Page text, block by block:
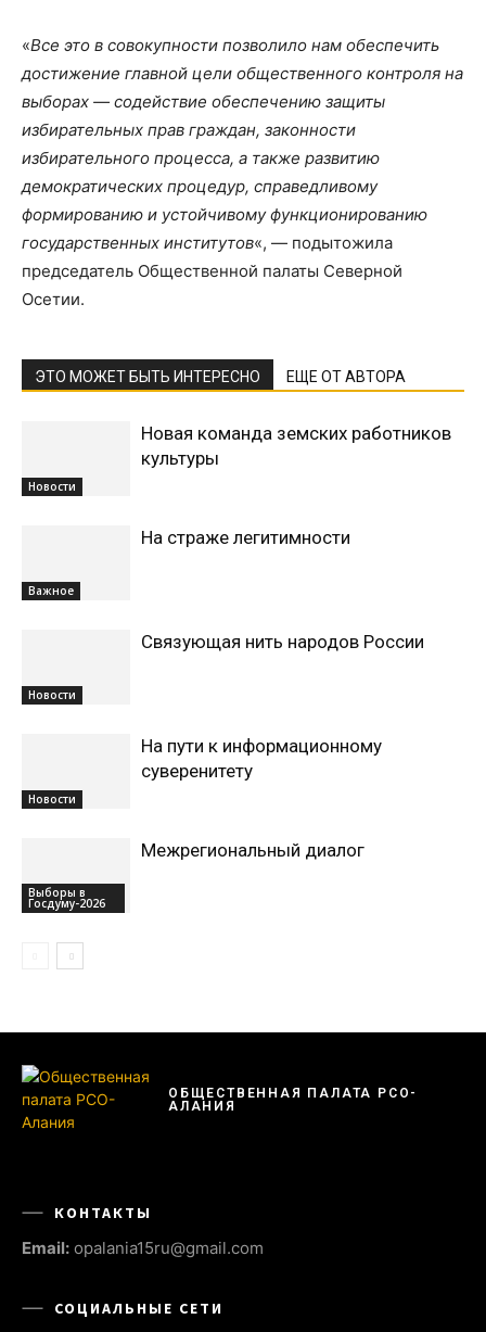
«Все это в совокупности позволило нам обеспечить
достижение главной цели общественного контроля на
выборах — содействие обеспечению защиты
избирательных прав граждан, законности
избирательного процесса, а также развитию
демократических процедур, справедливому
формированию и устойчивому функционированию
государственных институтов«, — подытожила
председатель Общественной палаты Северной
Осетии.
ЭТО МОЖЕТ БЫТЬ ИНТЕРЕСНО ЕЩЕ ОТ АВТОРА
Новости
Новая команда земских работников
культуры
Важное
На страже легитимности
Новости
Связующая нить народов России
Новости
На пути к информационному
суверенитету
Выборы в
Госдуму-2026
Межрегиональный диалог
ОБЩЕСТВЕННАЯ ПАЛАТА РСО-
АЛАНИЯ
КОНТАКТЫ
Email: opalania15ru@gmail.com
СОЦИАЛЬНЫЕ СЕТИ